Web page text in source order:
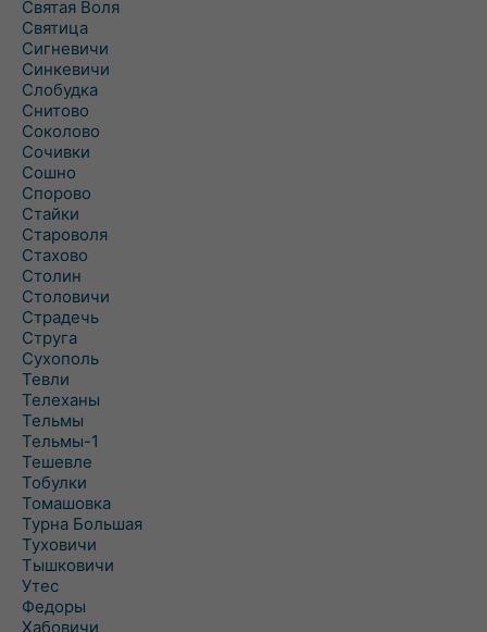
Святая Воля
Святица
Сигневичи
Синкевичи
Слобудка
Снитово
Соколово
Сочивки
Сошно
Спорово
Стайки
Староволя
Стахово
Столин
Столовичи
Страдечь
Струга
Сухополь
Тевли
Телеханы
Тельмы
Тельмы-1
Тешевле
Тобулки
Томашовка
Турна Большая
Туховичи
Тышковичи
Утес
Федоры
Хабовичи